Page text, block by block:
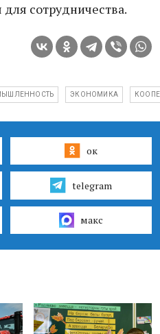
сотрудничества.
ЭКОНОМИКА
ок
telegram
макс